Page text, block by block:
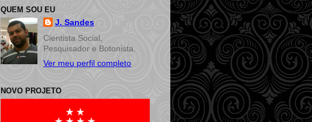
QUEM SOU EU
J. Sandes
Cientista Social,
Pesquisador e Botonista.
Ver meu perfil completo
NOVO PROJETO